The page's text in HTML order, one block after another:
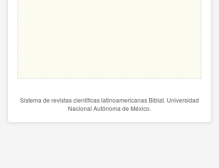
Sistema de revistas científicas latinoamericanas Biblat. Universidad
Nacional Autónoma de México.